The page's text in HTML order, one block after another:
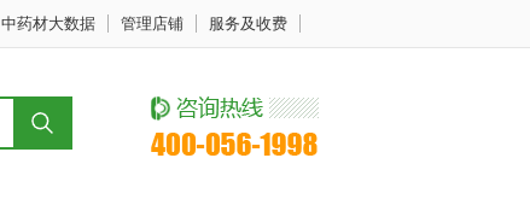
中药材大数据 管理店铺 服务及收费